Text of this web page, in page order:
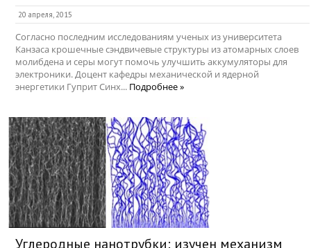
20 апреля, 2015
Согласно последним исследованиям ученых из университета
Канзаса крошечные сэндвичевые структуры из атомарных слоев
молибдена и серы могут помочь улучшить аккумуляторы для
электроники. Доцент кафедры механической и ядерной
энергетики Гуприт Синх... Подробнее »
Углеродные нанотрубки: изучен механизм